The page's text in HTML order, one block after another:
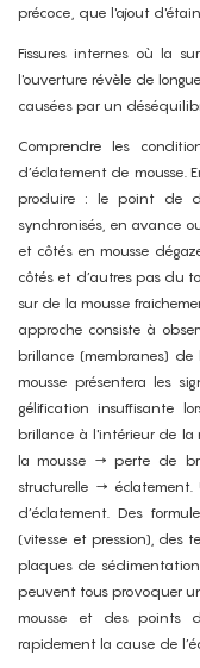
précoce, que l'ajout
Fissures internes où la
l'ouverture révèle de
causées par un
Comprendre les
d’éclatement de mousse.
produire : le point de
synchronisés, en avance
et côtés en mousse
côtés et d’autres pas du
sur de la mousse
approche consiste à
brillance (membranes) de
mousse présentera les
gélification insuffisante
brillance à l'intérieur de la
la mousse → perte de
structurelle → éclatement.
d’éclatement. Des
(vitesse et pression), des
plaques de
peuvent tous provoquer
mousse et des points
rapidement la cause de